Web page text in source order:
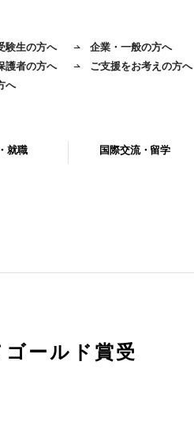
験生の方へ
護者の方へ
へ
企業・一般の方へ
ご支援をお考えの方へ
就職 国際交流・留学
ールド賞受